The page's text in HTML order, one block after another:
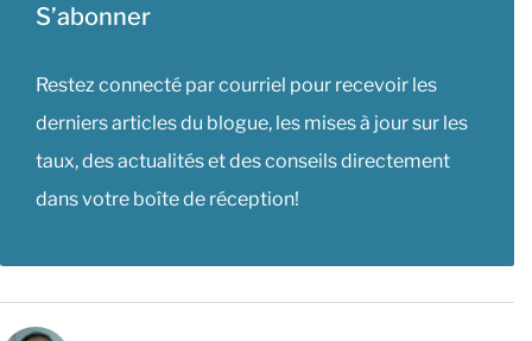
S’abonner
Restez connecté par courriel pour recevoir les
derniers articles du blogue, les mises à jour sur les
taux, des actualités et des conseils directement
dans votre boîte de réception!